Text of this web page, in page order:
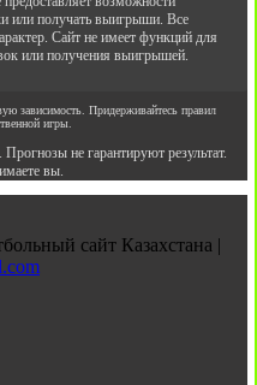
или получать выигрыши. Все
Сайт не имеет функций для
или получения выигрышей.
зависимость. Придерживайтесь правил
игры.
не гарантируют результат.
вы.
сайт Казахстана |